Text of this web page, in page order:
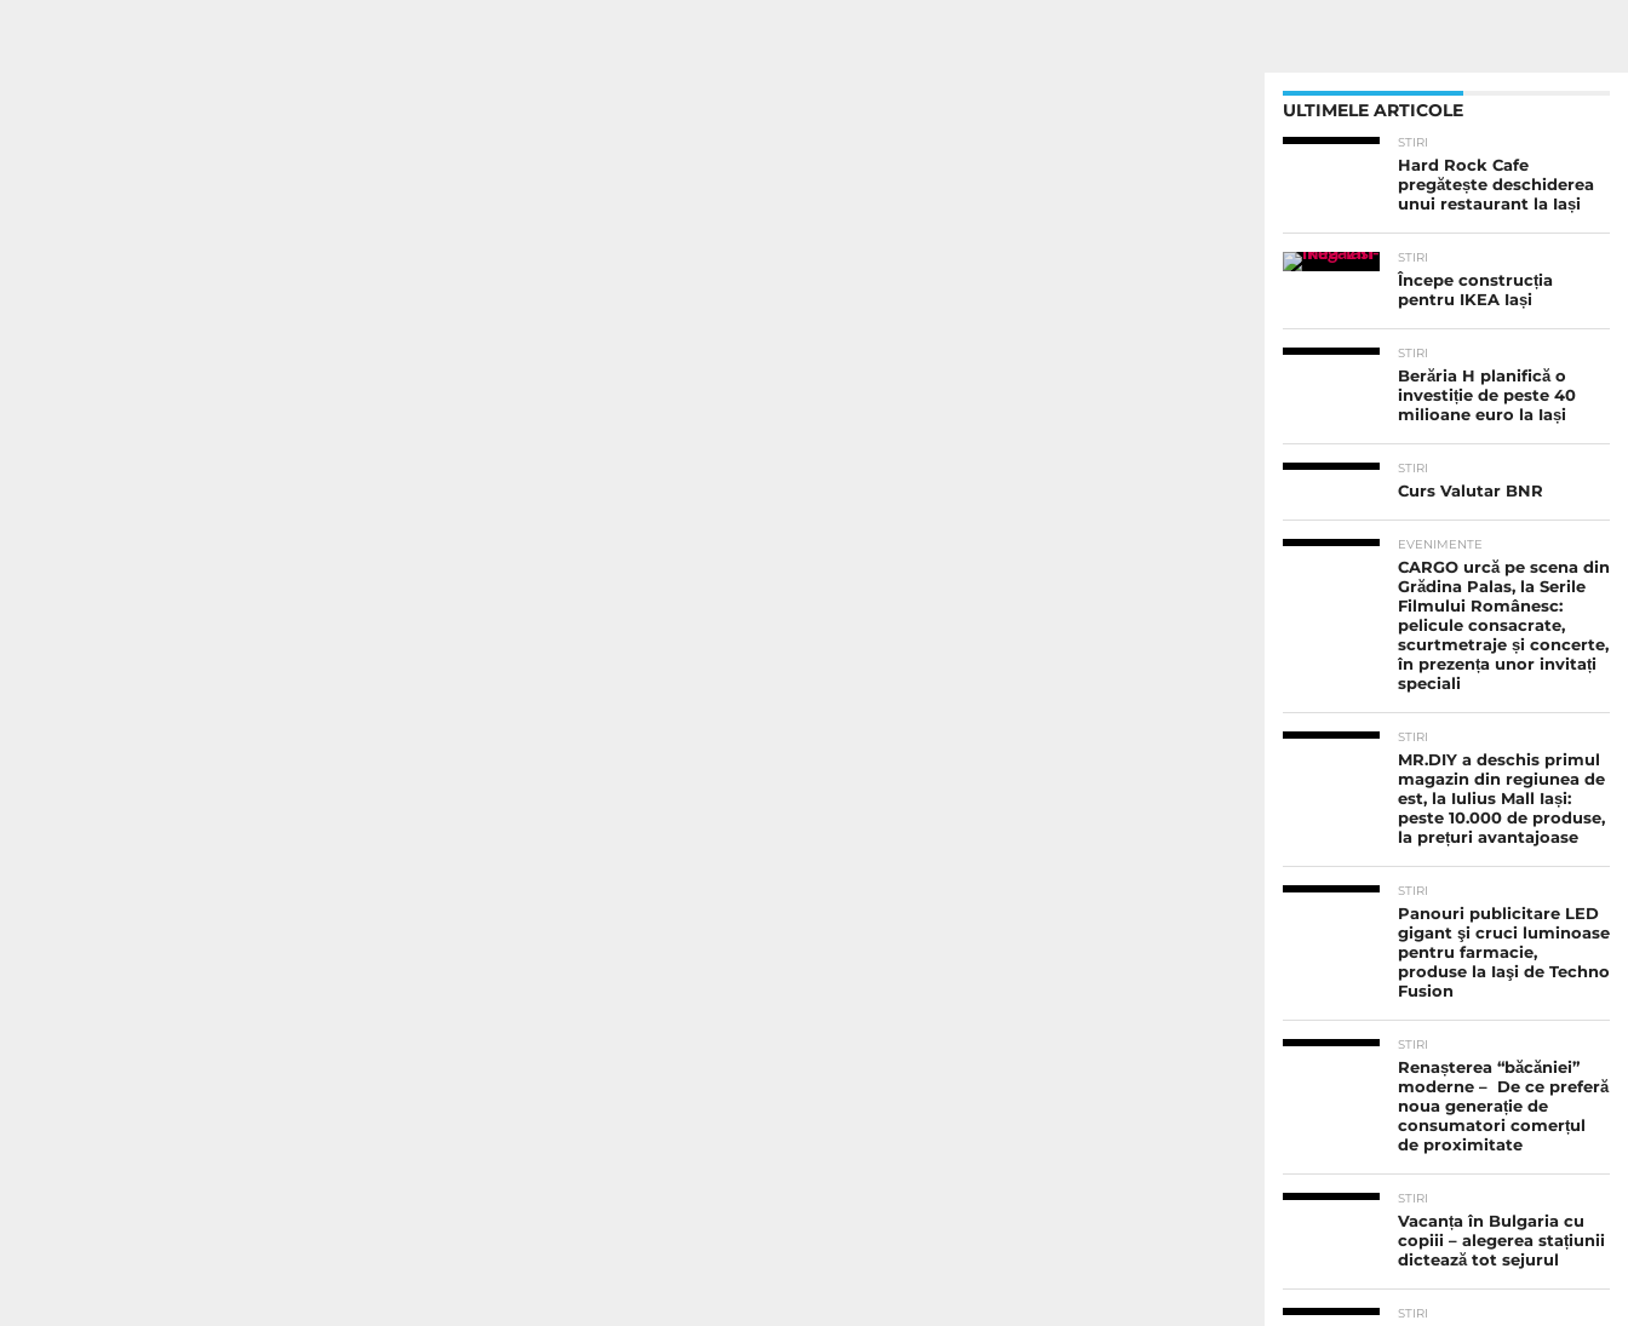
ULTIMELE ARTICOLE
STIRI
Hard Rock Cafe
pregătește deschiderea
unui restaurant la Iași
STIRI
Începe construcția
pentru IKEA Iași
STIRI
Berăria H planifică o
investiție de peste 40
milioane euro la Iași
STIRI
Curs Valutar BNR
EVENIMENTE
CARGO urcă pe scena din
Grădina Palas, la Serile
Filmului Românesc:
pelicule consacrate,
scurtmetraje și concerte,
în prezența unor invitați
speciali
STIRI
MR.DIY a deschis primul
magazin din regiunea de
est, la Iulius Mall Iași:
peste 10.000 de produse,
la prețuri avantajoase
STIRI
Panouri publicitare LED
gigant şi cruci luminoase
pentru farmacie,
produse la Iaşi de Techno
Fusion
STIRI
Renașterea “băcăniei”
moderne – De ce preferă
noua generație de
consumatori comerțul
de proximitate
STIRI
Vacanța în Bulgaria cu
copiii – alegerea stațiunii
dictează tot sejurul
STIRI